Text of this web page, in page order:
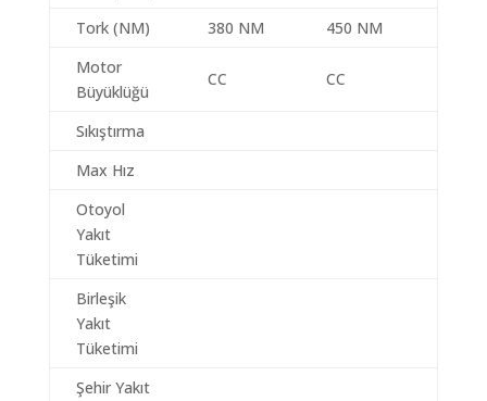
Tork (NM)
380 NM
450 NM
Motor
Büyüklüğü
CC CC
Sıkıştırma
Max Hız
Otoyol
Yakıt
Tüketimi
Birleşik
Yakıt
Tüketimi
Şehir Yakıt